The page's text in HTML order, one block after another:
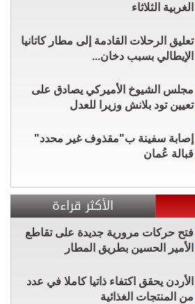
الغربية الثلاثاء
تعليق الرحلات القادمة إلى مطار كاتانيا
الإيطالي بسبب دخان...
مجلس الشيوخ الأميركي يصادق على
تعيين تود بلانش وزيرا للعدل
إصابة سفينة ب"مقذوف غير محدد"
قبالة عُمان
الأكثر قراءة
فتح حركات مرورية جديدة على تقاطع
الأمير الحسين بطريق المطار
الأردن يحقق اكتفاء ذاتيا كاملا في عدد
من المنتجات الغذائية